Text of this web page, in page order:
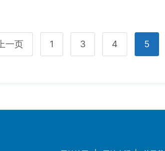
上一页 1 3 4 5